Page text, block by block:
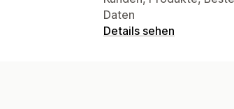
Daten
Details sehen